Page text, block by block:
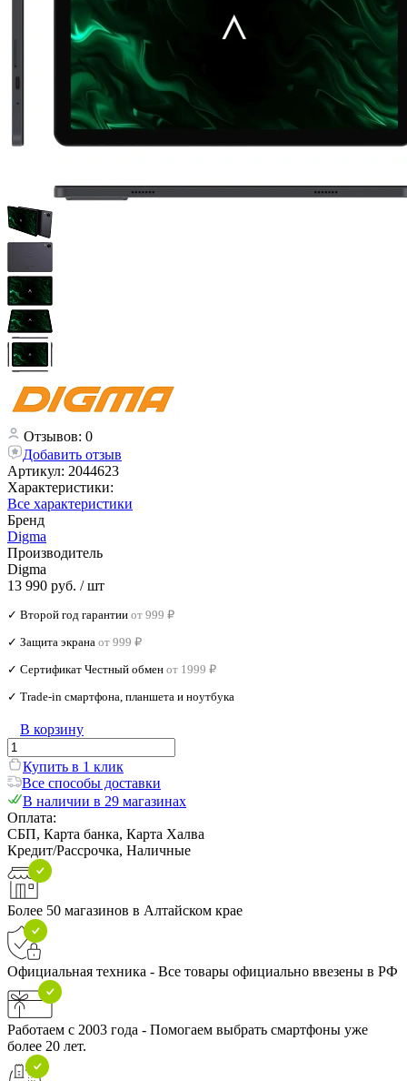
Отзывов: 0
Добавить отзыв
Артикул: 2044623
Характеристики:
Все характеристики
Бренд
Digma
Производитель
Digma
13 990 руб. / шт
✓ Второй год гарантии от 999 ₽
✓ Защита экрана от 999 ₽
✓ Сертификат Честный обмен от 1999 ₽
✓ Trade‑in смартфона, планшета и ноутбука
В корзину
Купить в 1 клик
Все способы доставки
В наличии в 29 магазинах
Оплата:
СБП, Карта банка, Карта Халва
Кредит/Рассрочка, Наличные
Более 50 магазинов в Алтайском крае
Официальная техника - Все товары официально ввезены в РФ
Работаем с 2003 года - Помогаем выбрать смартфоны уже
более 20 лет.